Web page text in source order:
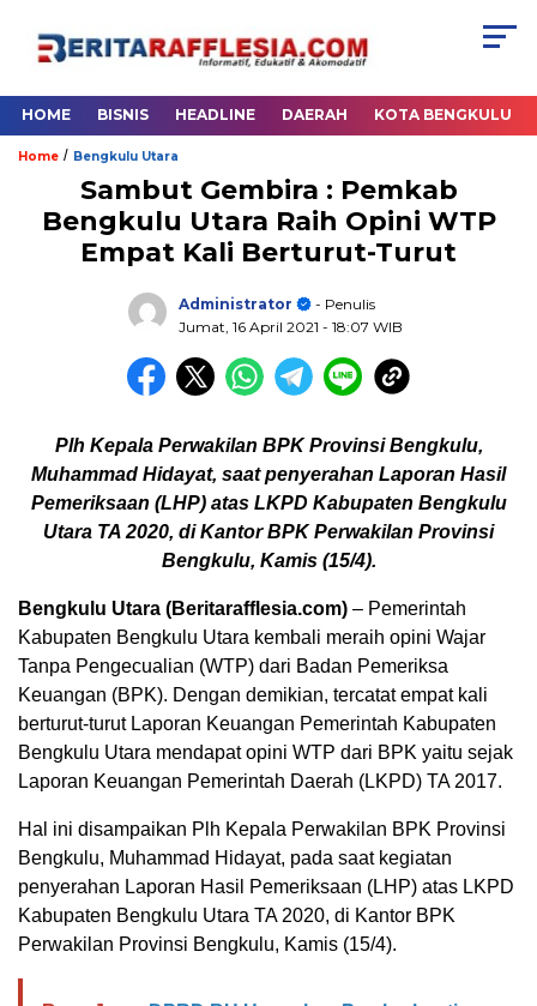
HOME BISNIS HEADLINE DAERAH KOTA BENGKULU
Home / Bengkulu Utara
Sambut Gembira : Pemkab
Bengkulu Utara Raih Opini WTP
Empat Kali Berturut-Turut
Administrator
- Penulis
Jumat, 16 April 2021 - 18:07 WIB
Plh Kepala Perwakilan BPK Provinsi Bengkulu,
Muhammad Hidayat, saat penyerahan Laporan Hasil
Pemeriksaan (LHP) atas LKPD Kabupaten Bengkulu
Utara TA 2020, di Kantor BPK Perwakilan Provinsi
Bengkulu, Kamis (15/4).
Bengkulu Utara (Beritarafflesia.com) – Pemerintah
Kabupaten Bengkulu Utara kembali meraih opini Wajar
Tanpa Pengecualian (WTP) dari Badan Pemeriksa
Keuangan (BPK). Dengan demikian, tercatat empat kali
berturut-turut Laporan Keuangan Pemerintah Kabupaten
Bengkulu Utara mendapat opini WTP dari BPK yaitu sejak
Laporan Keuangan Pemerintah Daerah (LKPD) TA 2017.
Hal ini disampaikan Plh Kepala Perwakilan BPK Provinsi
Bengkulu, Muhammad Hidayat, pada saat kegiatan
penyerahan Laporan Hasil Pemeriksaan (LHP) atas LKPD
Kabupaten Bengkulu Utara TA 2020, di Kantor BPK
Perwakilan Provinsi Bengkulu, Kamis (15/4).